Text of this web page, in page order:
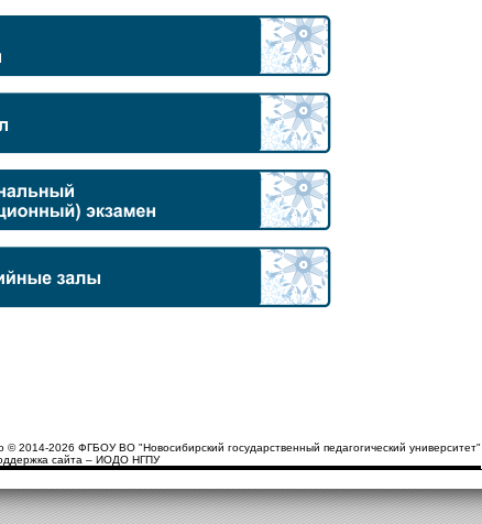
© 2014-2026 ФГБОУ ВО "Новосибирский государственный педагогический университет"
сайта – ИОДО НГПУ